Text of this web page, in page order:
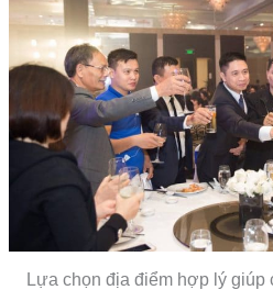
Lựa chọn địa điểm hợp lý giúp